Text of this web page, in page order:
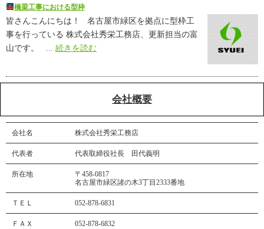
橋梁工事における型枠
皆さんこんにちは！ 名古屋市緑区を拠点に型枠工
事を行っている 株式会社秀栄工務店、更新担当の富
山です。 ... 続きを読む
会社概要
会社名 株式会社秀栄工務店
代表者 代表取締役社長 田代義明
所在地
〒458-0817
名古屋市緑区諸の木3丁目2333番地
ＴＥＬ 052-878-6831
ＦＡＸ 052-878-6832